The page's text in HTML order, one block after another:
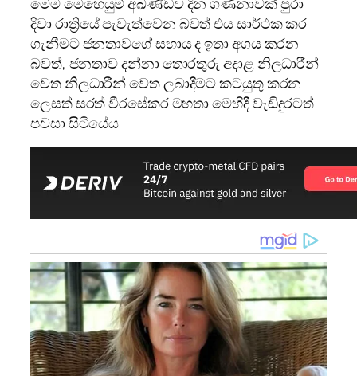
දිවා රාත්‍රියේ පැවැත්වෙන බවත් එය සාර්ථක කර
ගැනීමට ජනතාවගේ සහාය ද ඉතා අගය කරන
බවත්, ජනතාව දන්නා තොරතුරු අදාළ නිලධාරීන්
වෙත නිලධාරීන් වෙත ලබාදීමට කටයුතු කරන
ලෙසත් සරත් වීරසේකර මහතා මෙහිදී වැඩිදුරටත්
පවසා සිටියේය